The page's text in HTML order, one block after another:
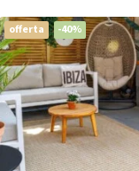
offerta -40%